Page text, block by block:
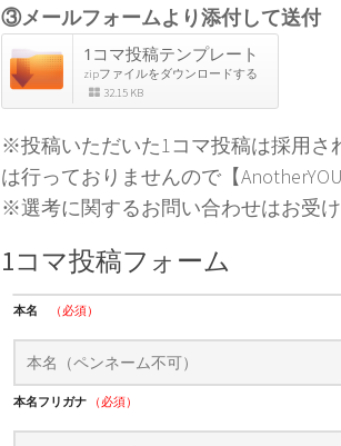
③メールフォームより添付して送付
1コマ投稿テンプレート
zipファイルをダウンロードする
32.15 KB
※投稿いただいた1コマ投稿は採用さ
は行っておりませんので【
※選考に関するお問い合わせはお受
1コマ投稿フォーム
本名 （必須）
本名フリガナ （必須）